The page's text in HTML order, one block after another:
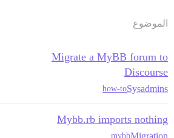
الموضوع
Migrate a MyBB forum to
Discourse
Sysadmins
how-to
Mybb.rb imports nothing
Migration
mybb